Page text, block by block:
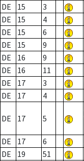
DE
15 3
DE
15 4
DE
15 6
DE
15 9
DE
16 9
DE
16 11
DE
17 3
DE
17 4
DE 17 5
DE 17 6
DE
19 51